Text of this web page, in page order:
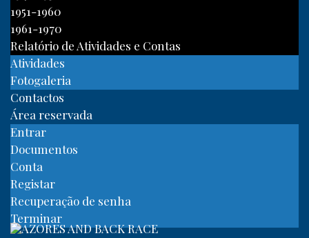
1951-1960
1961-1970
Relatório de Atividades e Contas
Atividades
Fotogaleria
Contactos
Área reservada
Entrar
Documentos
Conta
Registar
Recuperação de senha
Terminar